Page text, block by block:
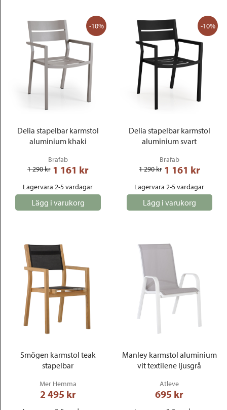
-10%
Delia stapelbar karmstol
aluminium khaki
Brafab
1 290 kr 1 161 kr
Lagervara 2-5 vardagar
Lägg i varukorg
-10%
Delia stapelbar karmstol
aluminium svart
Brafab
1 290 kr 1 161 kr
Lagervara 2-5 vardagar
Lägg i varukorg
Smögen karmstol teak
stapelbar
Mer Hemma
2 495 kr
Manley karmstol aluminium
vit textilene ljusgrå
Atleve
695 kr